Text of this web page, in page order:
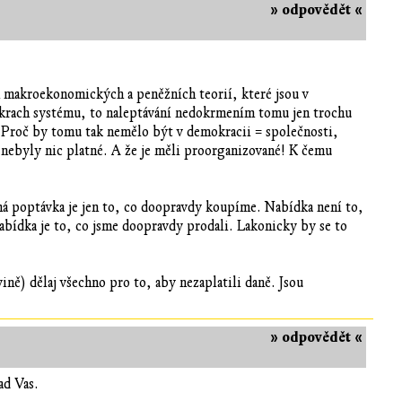
» odpovědět «
a peněžních teorií, které jsou v
systému, to naleptávání nedokrmením tomu jen trochu
by tomu tak nemělo být v demokracii = společnosti,
nic platné. A že je měli proorganizované! K čemu
poptávka je jen to, co doopravdy koupíme. Nabídka není to,
je to, co jsme doopravdy prodali. Lakonicky by se to
dělaj všechno pro to, aby nezaplatili daně. Jsou
» odpovědět «
Vas.